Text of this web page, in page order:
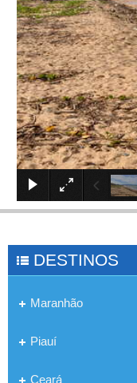
DESTINOS
Maranhão
Piauí
Ceará